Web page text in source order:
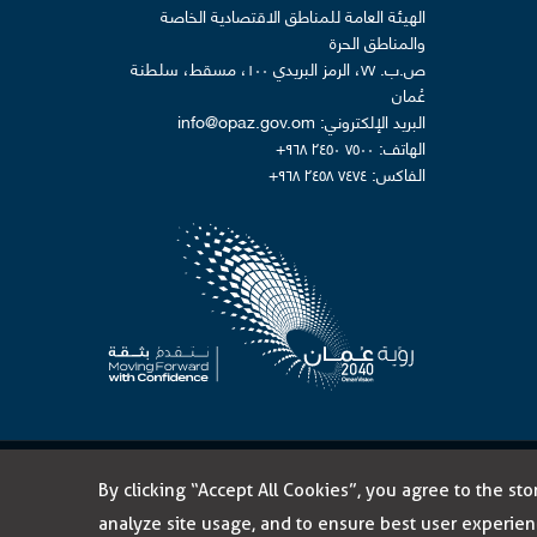
الهيئة العامة للمناطق الاقتصادية الخاصة
والمناطق الحرة
ص.ب. ٧٧، الرمز البريدي ١٠٠، مسقط، سلطنة
عُمان
البريد الإلكتروني: info@opaz.gov.om
الهاتف: ٧٥٠٠ ٢٤٥٠ ٩٦٨+
الفاكس: ٧٤٧٤ ٢٤٥٨ ٩٦٨+
حدود المسؤولية خارطة الموقع تطويرآيكومز
By clicking “Accept All Cookies”, you agree to the
analyze site usage, and to ensure best user